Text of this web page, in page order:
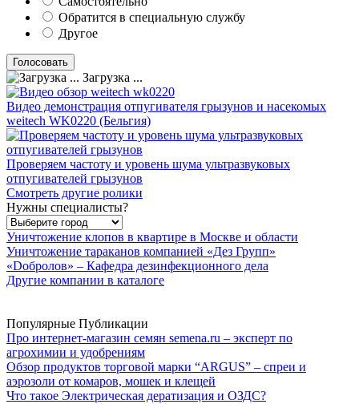
Обратится в специальную службу
Другое
Загрузка ...
Видео демонстрация отпугивателя грызунов и насекомых
weitech WK0220 (Бельгия)
Проверяем частоту и уровень шума ультразвуковых
отпугивателей грызунов
Смотреть другие ролики
Нужны специалисты?
Уничтожение клопов в квартире в Москве и области
Уничтожение тараканов компанией «Дез Групп»
«Dобролов» – Кафедра дезинфекционного дела
Другие компании в каталоге
Популярные Публикации
Про интернет-магазин семян semena.ru – эксперт по
агрохимии и удобрениям
Обзор продуктов торговой марки “ARGUS” – спреи и
аэрозоли от комаров, мошек и клещей
Что такое Электрическая дератизация и ОЗДС?